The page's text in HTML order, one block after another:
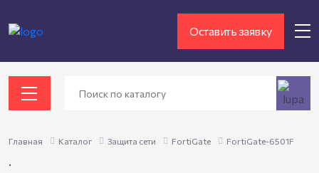
Оставить заявку
Главная Каталог Защита сети FortiGate FortiGate-6501F
.